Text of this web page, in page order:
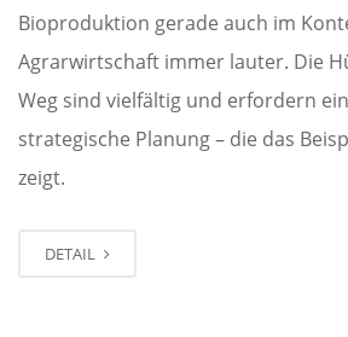
Bioproduktion gerade auch im
Agrarwirtschaft immer lauter. Die
Weg sind vielfältig und erfordern
strategische Planung – die das
zeigt.
DETAIL